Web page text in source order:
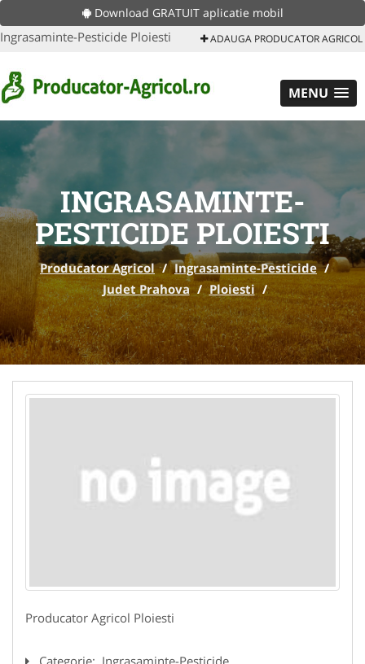
Download GRATUIT aplicatie mobil
Ingrasaminte-Pesticide Ploiesti ADAUGA PRODUCATOR AGRICOL
MENU
INGRASAMINTE-
PESTICIDE PLOIESTI
Producator Agricol / Ingrasaminte-Pesticide /
Judet Prahova / Ploiesti /
Producator Agricol Ploiesti
Categorie: Ingrasaminte-Pesticide